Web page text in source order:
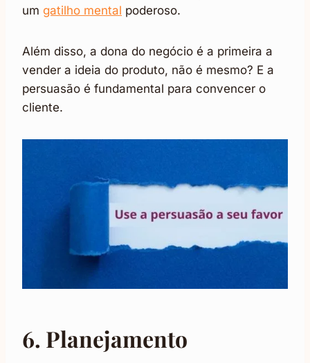
um gatilho mental poderoso.
Além disso, a dona do negócio é a primeira a
vender a ideia do produto, não é mesmo? E a
persuasão é fundamental para convencer o
cliente.
6. Planejamento